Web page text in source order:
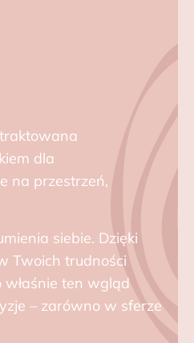
dla
na przestrzeń,
siebie. Dzięki
Twoich trudności
właśnie ten wgląd
– zarówno w sferze